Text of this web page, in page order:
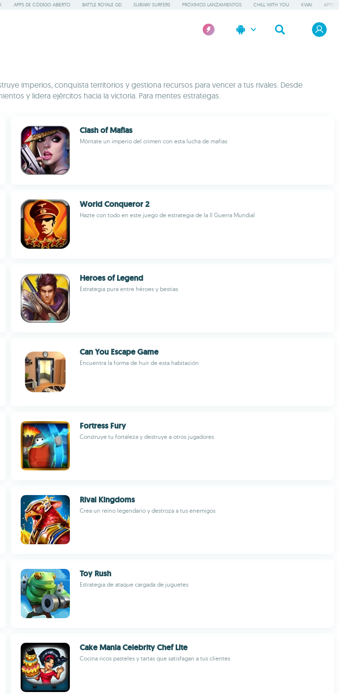
APPS DE CÓDIGO ABIERTO BATTLE ROYALE GD SUBWAY SURFERS PRÓXIMOS LANZAMIENTOS CHILL WITH YOU KWAI APPS
imperios, conquista territorios y gestiona recursos para vencer a tus rivales. Desde
y lidera ejércitos hacia la victoria. Para mentes estrategas.
Clash of Mafias
Móntate un imperio del crimen con esta lucha de mafias
World Conqueror 2
Hazte con todo en este juego de estrategia de la II Guerra Mundial
Heroes of Legend
Estrategia pura entre héroes y bestias
Can You Escape Game
Encuentra la forma de huir de esta habitación
Fortress Fury
Construye tu fortaleza y destruye a otros jugadores
Rival Kingdoms
Crea un reino legendario y destroza a tus enemigos
Toy Rush
Estrategia de ataque cargada de juguetes
Cake Mania Celebrity Chef Lite
Cocina ricos pasteles y tartas que satisfagan a tus clientes